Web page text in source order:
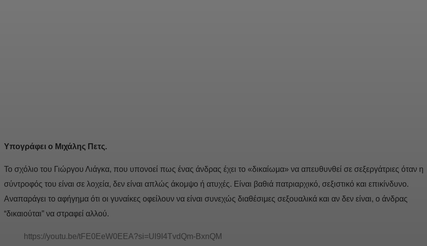
Υπογράφει ο Μιχάλης Πετς.
Το σχόλιο του Γιώργου Λιάγκα, που υπονοεί πως ένας άνδρας έχει το «δικαίωμα» να απευθυνθεί σε σεξεργάτριες όταν η
σύντροφός του είναι σε λοχεία, δεν είναι απλώς άκομψο ή ατυχές. Είναι βαθιά πατριαρχικό, σεξιστικό και επικίνδυνο.
Αναπαράγει το αφήγημα ότι οι γυναίκες οφείλουν να είναι συνεχώς διαθέσιμες σεξουαλικά και αν δεν είναι, ο άνδρας
“δικαιούται” να στραφεί αλλού.
https://youtu.be/tFE0EeW0EEA?si=Ul9I4TvdQm-BxnQM